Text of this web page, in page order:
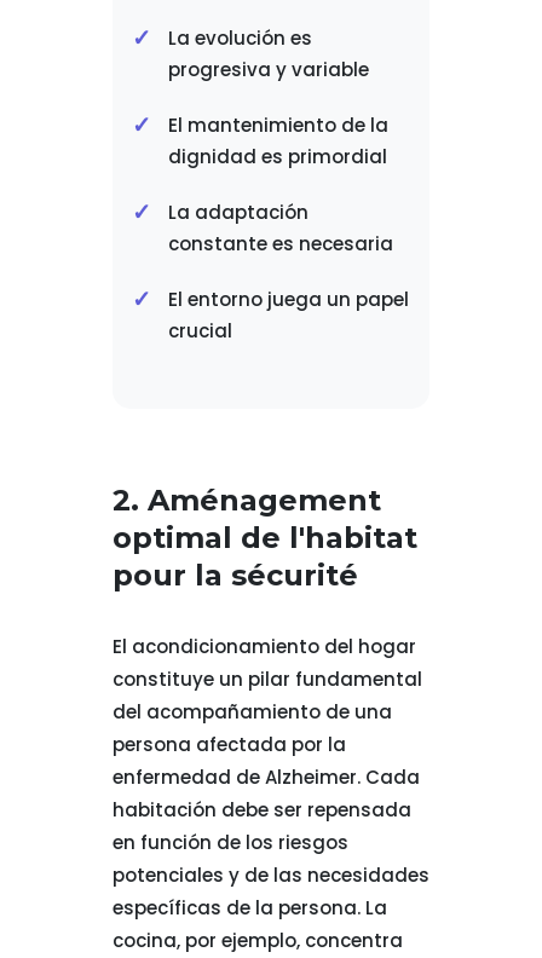
La evolución es
progresiva y variable
El mantenimiento de la
dignidad es primordial
La adaptación
constante es necesaria
El entorno juega un papel
crucial
2. Aménagement
optimal de l'habitat
pour la sécurité
El acondicionamiento del hogar
constituye un pilar fundamental
del acompañamiento de una
persona afectada por la
enfermedad de Alzheimer. Cada
habitación debe ser repensada
en función de los riesgos
potenciales y de las necesidades
específicas de la persona. La
cocina, por ejemplo, concentra